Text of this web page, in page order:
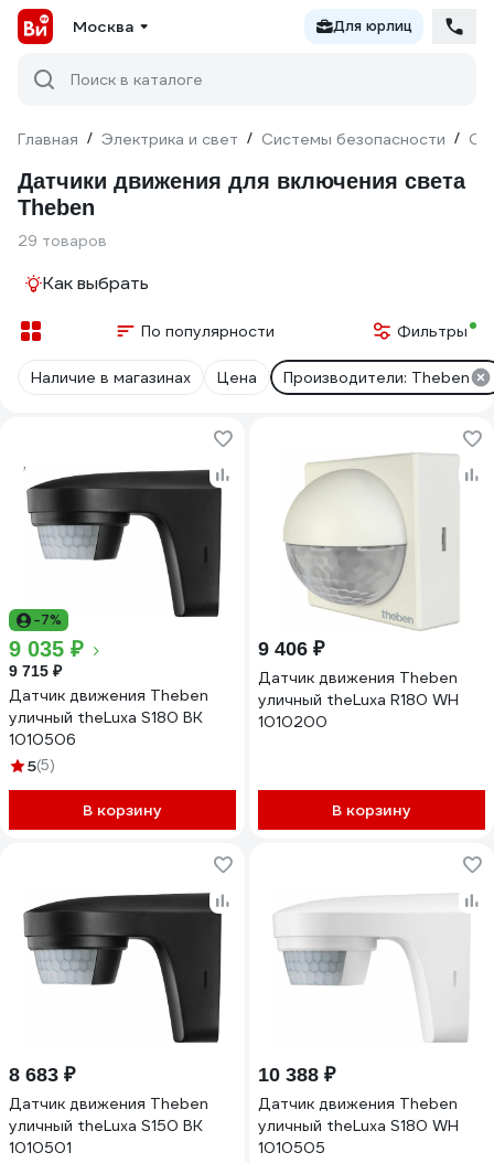
Москва Для юрлиц
Поиск в каталоге
Главная / Электрика и свет / Системы безопасности /
Датчики движения для включения света
Theben
29 товаров
Как выбрать
По популярности Фильтры
Наличие в магазинах Цена Производители: Theben
-7%
9 035 ₽
9 715 ₽
Датчик движения Theben
уличный theLuxa S180 BK
1010506
5(5)
В корзину
9 406 ₽
Датчик движения Theben
уличный theLuxa R180 WH
1010200
В корзину
8 683 ₽
Датчик движения Theben
уличный theLuxa S150 BK
1010501
10 388 ₽
Датчик движения Theben
уличный theLuxa S180 WH
1010505